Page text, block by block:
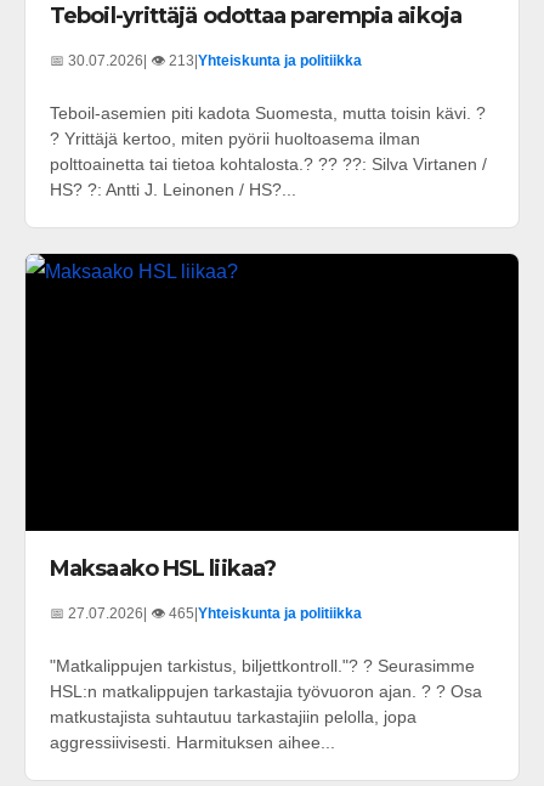
Teboil-yrittäjä odottaa parempia aikoja
📅 30.07.2026 | 👁️ 213 Yhteiskunta ja politiikka
Teboil-asemien piti kadota Suomesta, mutta toisin kävi. ?
? Yrittäjä kertoo, miten pyörii huoltoasema ilman
polttoainetta tai tietoa kohtalosta.? ?? ??: Silva Virtanen /
HS? ?: Antti J. Leinonen / HS?...
Maksaako HSL liikaa?
📅 27.07.2026 | 👁️ 465 Yhteiskunta ja politiikka
"Matkalippujen tarkistus, biljettkontroll."? ? Seurasimme
HSL:n matkalippujen tarkastajia työvuoron ajan. ? ? Osa
matkustajista suhtautuu tarkastajiin pelolla, jopa
aggressiivisesti. Harmituksen aihee...